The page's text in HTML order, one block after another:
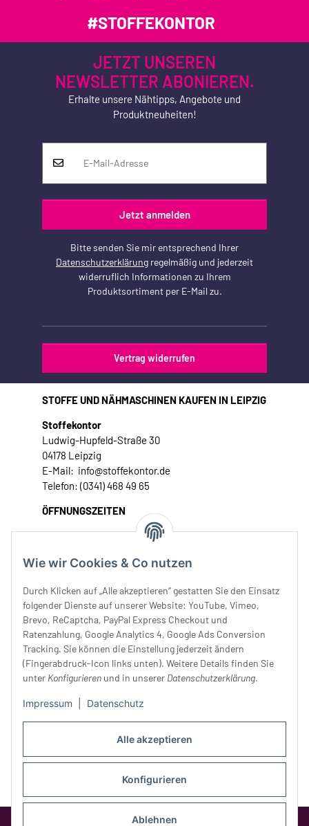
Alle akzeptieren
Konfigurieren
Ablehnen
Wie wir Cookies & Co nutzen
Durch Klicken auf „Alle akzeptieren“ gestatten Sie den Einsatz
folgender Dienste auf unserer Website: YouTube, Vimeo,
Brevo, ReCaptcha, PayPal Express Checkout und
Ratenzahlung, Google Analytics 4, Google Ads Conversion
Tracking. Sie können die Einstellung jederzeit ändern
(Fingerabdruck-Icon links unten). Weitere Details finden Sie
unter Konfigurieren und in unserer Datenschutzerklärung.
Impressum Datenschutz
#STOFFEKONTOR
JETZT UNSEREN
NEWSLETTER ABONIEREN.
Erhalte unsere Nähtipps, Angebote und
Produktneuheiten!
Jetzt anmelden
Bitte senden Sie mir entsprechend Ihrer
Datenschutzerklärung regelmäßig und jederzeit
widerruflich Informationen zu Ihrem
Produktsortiment per E-Mail zu.
Vertrag widerrufen
STOFFE UND NÄHMASCHINEN KAUFEN IN LEIPZIG
Stoffekontor
Ludwig-Hupfeld-Straße 30
04178 Leipzig
E-Mail: info@stoffekontor.de
Telefon: (0341) 468 49 65
ÖFFNUNGSZEITEN
Montag:
10 - 16 Uhr
Mittwoch:
10 - 18 Uhr
Freitag:
10 - 18 Uhr
Samstag:
10 - 14 Uhr
Unser Service
Rechtliches
Status: